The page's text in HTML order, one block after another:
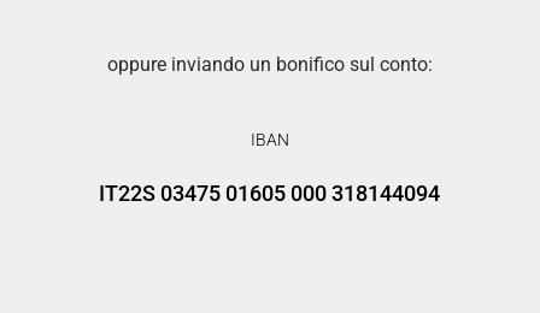
oppure inviando un bonifico sul conto:
IBAN
IT22S 03475 01605 000 318144094